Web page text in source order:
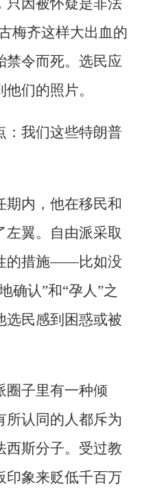
只因被怀疑是非法
梅齐这样大出血的
禁令而死。选民应
们的照片。
：我们这些特朗普
期内，他在移民和
左翼。自由派采取
的措施——比如没
确认”和“孕人”之
民感到困惑或被
圈子里有一种倾
所认同的人都斥为
西斯分子。受过教
印象来贬低千百万